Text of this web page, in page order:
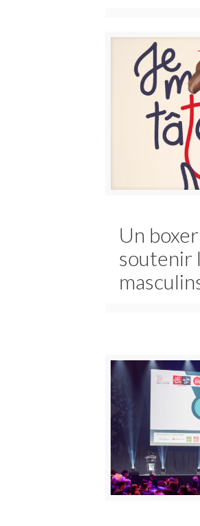
Un
soutenir